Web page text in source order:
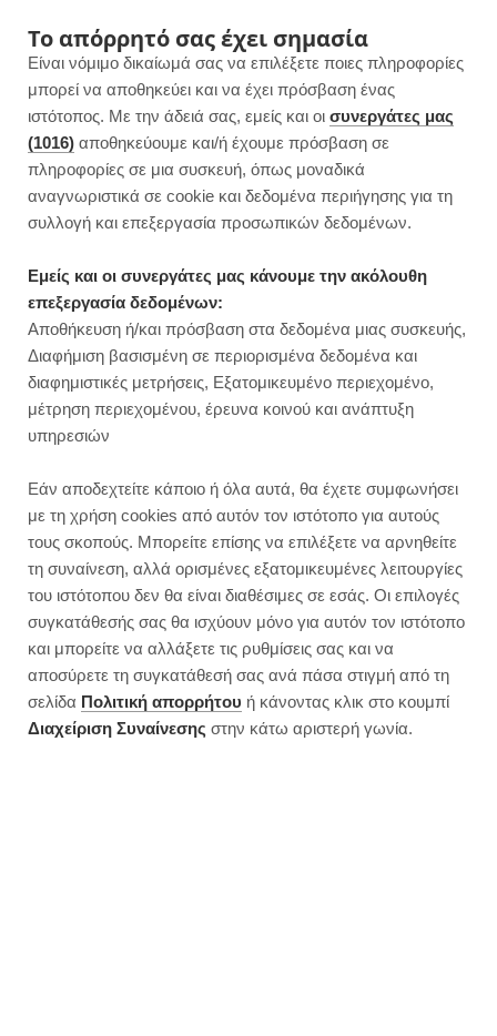
a
c
e
b
o
k
n
s
t
a
a
m
i
n
t
e
s
t
o
u
T
u
TAG
MUFFINS ΣΟΚΟΛΆΤΑΣ ΜΕ ΒΡΏΜΗ
Vegan muffins σοκολάτας με
βρώμη | Χωρίς ζάχαρη
Το απόρρητό σας έχει σημασία
Είναι νόμιμο δικαίωμά σας να επιλέξετε ποιες πληροφορίες
μπορεί να αποθηκεύει και να έχει πρόσβαση ένας
ιστότοπος. Με την άδειά σας, εμείς και οι συνεργάτες μας
(1016) αποθηκεύουμε και/ή έχουμε πρόσβαση σε
πληροφορίες σε μια συσκευή, όπως μοναδικά
αναγνωριστικά σε cookie και δεδομένα περιήγησης για τη
συλλογή και επεξεργασία προσωπικών δεδομένων.
Εμείς και οι συνεργάτες μας κάνουμε την ακόλουθη
επεξεργασία δεδομένων:
Αποθήκευση ή/και πρόσβαση στα δεδομένα μιας συσκευής,
Διαφήμιση βασισμένη σε περιορισμένα δεδομένα και
διαφημιστικές μετρήσεις, Εξατομικευμένο περιεχομένο,
μέτρηση περιεχομένου, έρευνα κοινού και ανάπτυξη
υπηρεσιών
Εάν αποδεχτείτε κάποιο ή όλα αυτά, θα έχετε συμφωνήσει
με τη χρήση cookies από αυτόν τον ιστότοπο για αυτούς
τους σκοπούς. Μπορείτε επίσης να επιλέξετε να αρνηθείτε
τη συναίνεση, αλλά ορισμένες εξατομικευμένες λειτουργίες
του ιστότοπου δεν θα είναι διαθέσιμες σε εσάς. Οι επιλογές
συγκατάθεσής σας θα ισχύουν μόνο για αυτόν τον ιστότοπο
και μπορείτε να αλλάξετε τις ρυθμίσεις σας και να
αποσύρετε τη συγκατάθεσή σας ανά πάσα στιγμή από τη
σελίδα Πολιτική απορρήτου ή κάνοντας κλικ στο κουμπί
Διαχείριση Συναίνεσης στην κάτω αριστερή γωνία.